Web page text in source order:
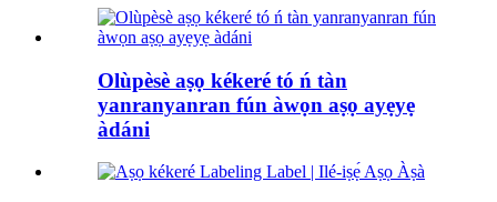
Olùpèsè aṣọ kékeré tó ń tàn
yanranyanran fún àwọn aṣọ ayẹyẹ
àdáni